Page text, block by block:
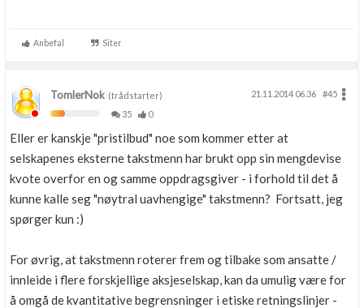
Anbefal Siter
TomlerNok (trådstarter) 21.11.2014 06.36
#45
35
0
Eller er kanskje "pristilbud" noe som kommer etter at
selskapenes eksterne takstmenn har brukt opp sin mengdevise
kvote overfor en og samme oppdragsgiver - i forhold til det å
kunne kalle seg "nøytral uavhengige" takstmenn? Fortsatt, jeg
spørger kun :)
For øvrig, at takstmenn roterer frem og tilbake som ansatte /
innleide i flere forskjellige aksjeselskap, kan da umulig være for
å omgå de kvantitative begrensninger i etiske retningslinjer -